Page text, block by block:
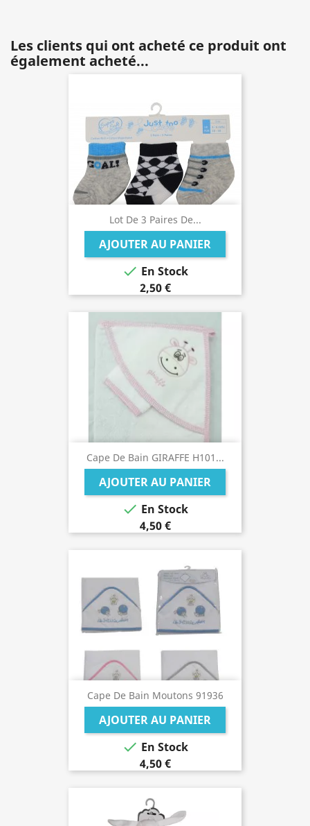
Les clients qui ont acheté ce produit ont
également acheté...
Lot De 3 Paires De...
AJOUTER AU PANIER
 En Stock
2,50 €
Cape De Bain GIRAFFE H101...
AJOUTER AU PANIER
 En Stock
4,50 €
Cape De Bain Moutons 91936
AJOUTER AU PANIER
 En Stock
4,50 €